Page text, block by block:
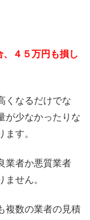
４５万円も損し
くなるだけでな
が少なかったりな
す。
業者か悪質業者
せん。
複数の業者の見積